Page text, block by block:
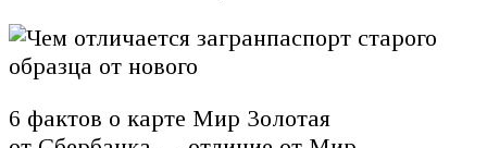
6 фактов о карте Мир Золотая